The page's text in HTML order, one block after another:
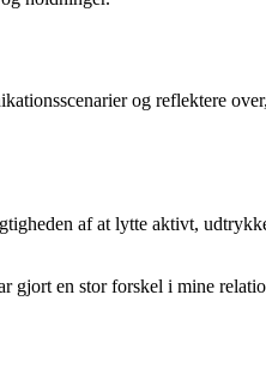
og reflektere
af ​​at lytte aktivt,
gjort en stor forskel i mine